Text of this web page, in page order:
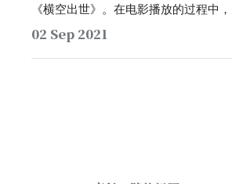
《横空出世》。在电影播放的过程中
但大学仍安排同学穿戴雨衣观看电影。
02 Sep 2021